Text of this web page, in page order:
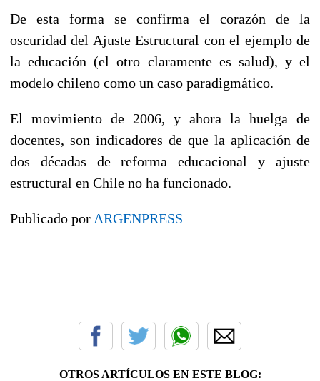
De esta forma se confirma el corazón de la
oscuridad del Ajuste Estructural con el ejemplo de
la educación (el otro claramente es salud), y el
modelo chileno como un caso paradigmático.
El movimiento de 2006, y ahora la huelga de
docentes, son indicadores de que la aplicación de
dos décadas de reforma educacional y ajuste
estructural en Chile no ha funcionado.
Publicado por ARGENPRESS
OTROS ARTÍCULOS EN ESTE BLOG: